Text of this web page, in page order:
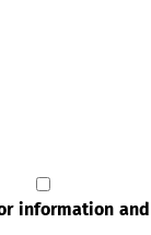
information